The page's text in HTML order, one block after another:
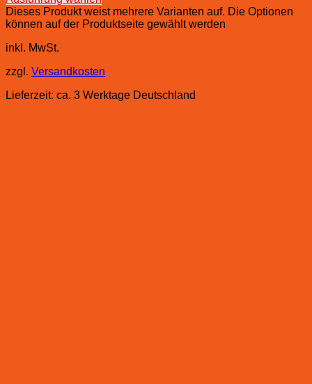
Dieses Produkt weist mehrere Varianten auf. Die Optionen
können auf der Produktseite gewählt werden
inkl. MwSt.
zzgl. Versandkosten
Lieferzeit: ca. 3 Werktage Deutschland